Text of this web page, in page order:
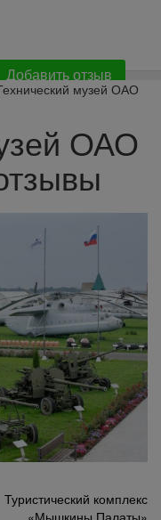
Добавить отзыв
музей ОАО
ОАО
Туристический комплекс
«Мышкины Палаты»